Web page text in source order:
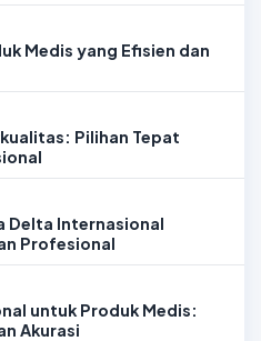
Medis yang Efisien dan
Pilihan Tepat
Delta Internasional
Profesional
untuk Produk Medis:
Akurasi